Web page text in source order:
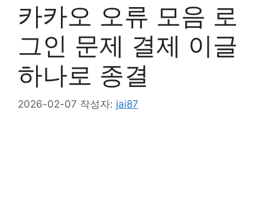
카카오 오류 모음 로
그인 문제 결제 이글
하나로 종결
2026-02-07 작성자: jai87